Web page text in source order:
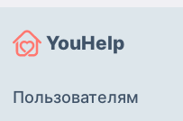
YouHelp
Пользователям